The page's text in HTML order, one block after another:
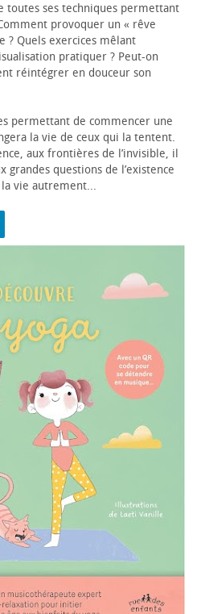
toutes ses techniques permettant
provoquer un « rêve
? Quels exercices mêlant
pratiquer ? Peut-on
réintégrer en douceur son
permettant de commencer une
la vie de ceux qui la tentent.
aux frontières de l’invisible, il
grandes questions de l’existence
vie autrement...